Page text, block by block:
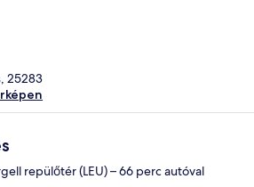
25283
repülőtér (LEU) – 66 perc autóval